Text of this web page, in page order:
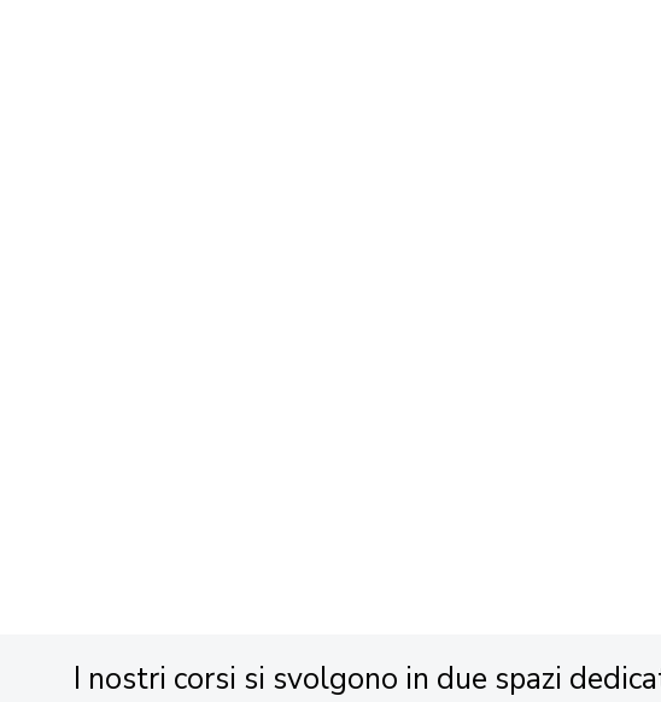
I nostri corsi si svolgono in due spazi